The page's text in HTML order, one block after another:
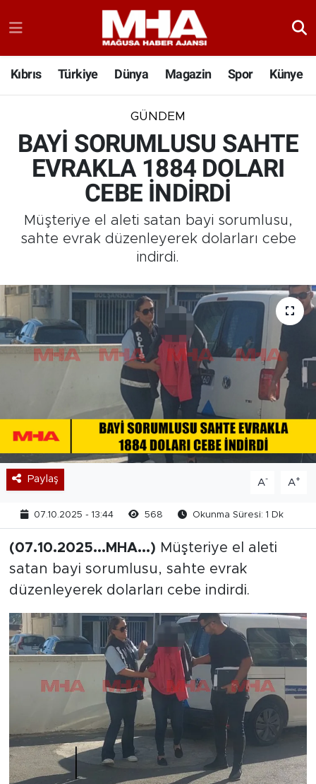
Kıbrıs Türkiye Dünya Magazin Spor Künye
GÜNDEM
BAYİ SORUMLUSU SAHTE
EVRAKLA 1884 DOLARI
CEBE İNDİRDİ
Müşteriye el aleti satan bayi sorumlusu,
sahte evrak düzenleyerek dolarları cebe
indirdi.
Paylaş A- A+
07.10.2025 - 13:44 568 Okunma Süresi: 1 Dk
(07.10.2025...MHA...) Müşteriye el aleti
satan bayi sorumlusu, sahte evrak
düzenleyerek dolarları cebe indirdi.